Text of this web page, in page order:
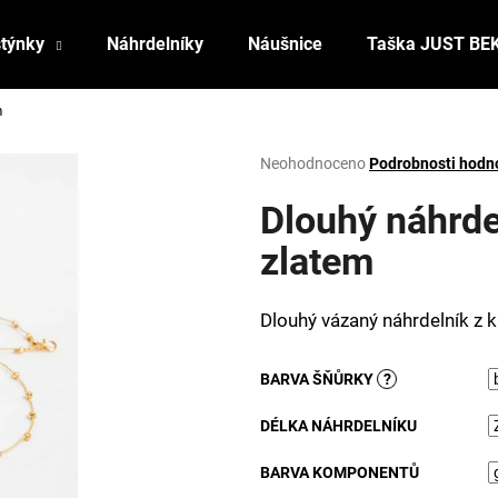
Náhrdelníky Náušnice Taška JUST
Průměrné
produktu
je
z
hvězdiček.
NeohodnocenoPodrobnosti
Dlouhý
zlatem
Dlouhý vázaný náhrdelník z
BARVA ŠŇŮRKY ?
DÉLKA NÁHRDELNÍKU
BARVA KOMPONENTŮ
HLEDAT